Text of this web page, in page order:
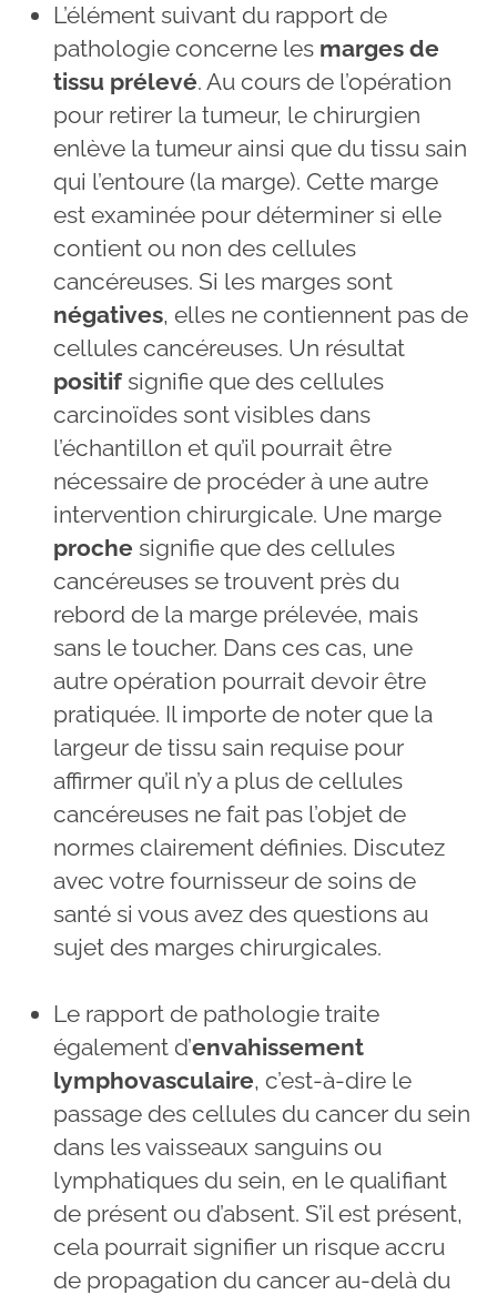
L’élément suivant du rapport de
pathologie concerne les marges de
tissu prélevé. Au cours de l’opération
pour retirer la tumeur, le chirurgien
enlève la tumeur ainsi que du tissu sain
qui l’entoure (la marge). Cette marge
est examinée pour déterminer si elle
contient ou non des cellules
cancéreuses. Si les marges sont
négatives, elles ne contiennent pas de
cellules cancéreuses. Un résultat
positif signifie que des cellules
carcinoïdes sont visibles dans
l’échantillon et qu’il pourrait être
nécessaire de procéder à une autre
intervention chirurgicale. Une marge
proche signifie que des cellules
cancéreuses se trouvent près du
rebord de la marge prélevée, mais
sans le toucher. Dans ces cas, une
autre opération pourrait devoir être
pratiquée. Il importe de noter que la
largeur de tissu sain requise pour
affirmer qu’il n’y a plus de cellules
cancéreuses ne fait pas l’objet de
normes clairement définies. Discutez
avec votre fournisseur de soins de
santé si vous avez des questions au
sujet des marges chirurgicales.
Le rapport de pathologie traite
également d’envahissement
lymphovasculaire, c’est-à-dire le
passage des cellules du cancer du sein
dans les vaisseaux sanguins ou
lymphatiques du sein, en le qualifiant
de présent ou d’absent. S’il est présent,
cela pourrait signifier un risque accru
de propagation du cancer au-delà du